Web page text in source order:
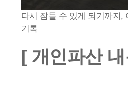
다시 잠들 수 있게 되기까지,
기록
[ 개인파산